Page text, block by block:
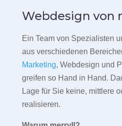
Webdesign von
Ein Team von Spezialisten
aus verschiedenen
Marketing, Webdesign und
greifen so Hand in Hand.
Lage für Sie keine, mittlere
realisieren.